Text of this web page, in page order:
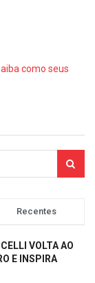
como seus
Recentes
VOLTA AO
E INSPIRA